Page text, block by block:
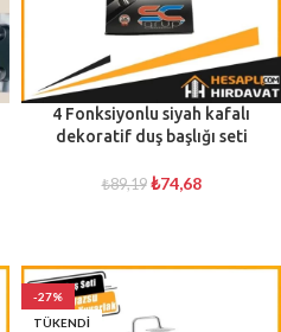
4 Fonksiyonlu siyah kafalı
dekoratif duş başlığı seti
₺89,19 ₺74,68
-27%
TÜKENDI